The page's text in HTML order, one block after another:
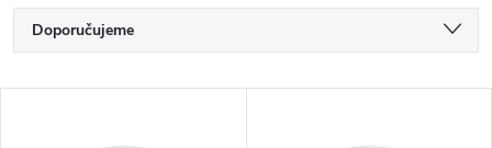
Ř
a
Doporučujeme